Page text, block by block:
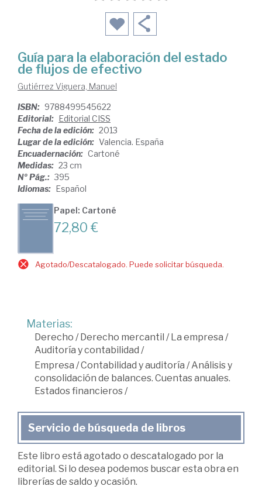
Guía para la elaboración del estado
de flujos de efectivo
Gutiérrez Viguera, Manuel
ISBN: 9788499545622
Editorial: Editorial CISS
Fecha de la edición: 2013
Lugar de la edición: Valencia. España
Encuadernación: Cartoné
Medidas: 23 cm
Nº Pág.: 395
Idiomas: Español
Papel: Cartoné
72,80 €
Agotado/Descatalogado. Puede solicitar búsqueda.
Materias:
Derecho /Derecho mercantil /La empresa /
Auditoría y contabilidad /
Empresa /Contabilidad y auditoría /Análisis y
consolidación de balances. Cuentas anuales.
Estados financieros /
Servicio de búsqueda de libros
Este libro está agotado o descatalogado por la
editorial. Si lo desea podemos buscar esta obra en
librerías de saldo y ocasión.